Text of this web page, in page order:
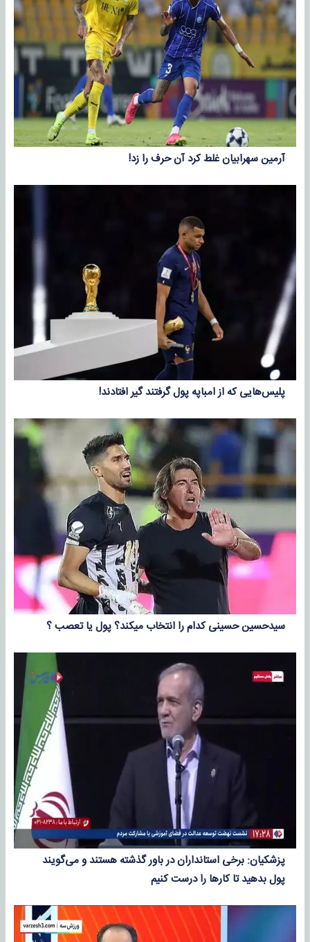
آرمین سهرابیان غلط کرد آن حرف را زد!
پلیس‌هایی که از امباپه پول گرفتند گیر افتادند!‌
سیدحسین حسینی کدام را انتخاب میکند؟ پول یا تعصب ؟
پزشکیان: برخی استانداران در باور گذشته هستند و می‌گویند
پول بدهید تا کارها را درست کنیم